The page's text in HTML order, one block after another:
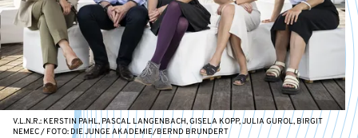
V.L.N.R.: KERSTIN PAHL, PASCAL LANGENBACH, GISELA KOPP, JULIA GUROL, BIRGIT
NEMEC / FOTO: DIE JUNGE AKADEMIE/BERND BRUNDERT